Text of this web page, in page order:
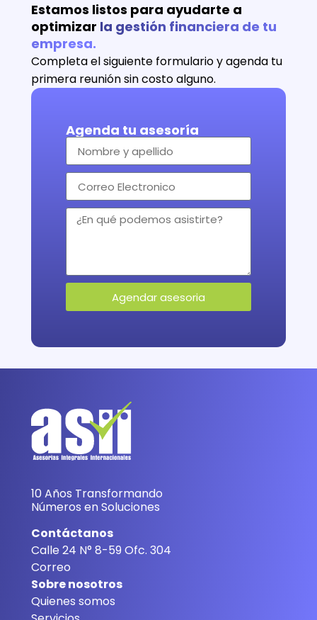
Estamos listos para ayudarte a
optimizar la gestión financiera de tu
empresa.
Completa el siguiente formulario y agenda tu
primera reunión sin costo alguno.
Agenda tu asesoría
Agendar asesoria
10 Años Transformando
Números en Soluciones
Contáctanos
Calle 24 N° 8-59 Ofc. 304
Correo
Sobre nosotros
Quienes somos